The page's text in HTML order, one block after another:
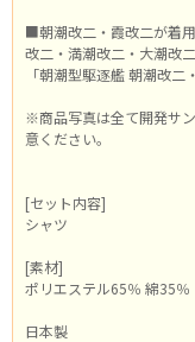
■朝潮改二・霞改二が着
改二・満潮改二・大潮改
「朝潮型駆逐艦 朝潮改二
※商品写真は全て開発サ
意ください。
[セット内容]
シャツ
[素材]
ポリエステル65％ 綿35％
日本製